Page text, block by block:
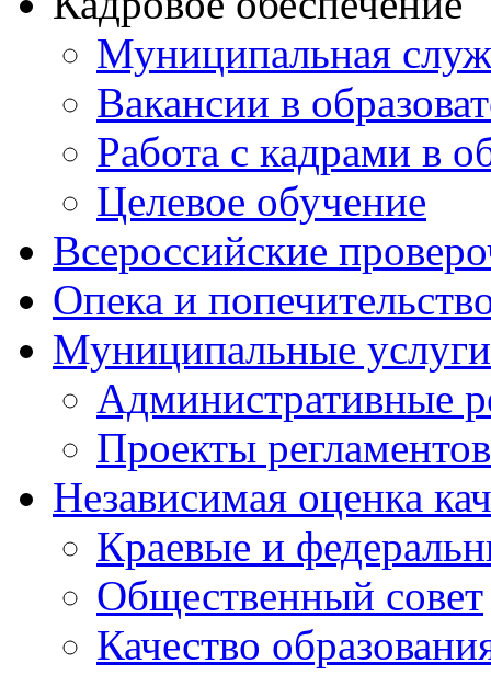
Муниципальная
Вакансии в
Работа с кадрами в
Целевое обучение
Всероссийские
Опека и
Муниципальные услуги
Административные
Проекты регламентов
Независимая оценка
Краевые и
Общественный совет
Качество